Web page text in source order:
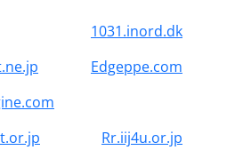
1031.inord.dk
Edgeppe.com
Rr.iij4u.or.jp